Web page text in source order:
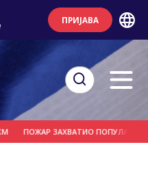
ПРИЈАВА
ПОЖАР ЗАХВАТИО ПОПУЛАРНИ ПАРК